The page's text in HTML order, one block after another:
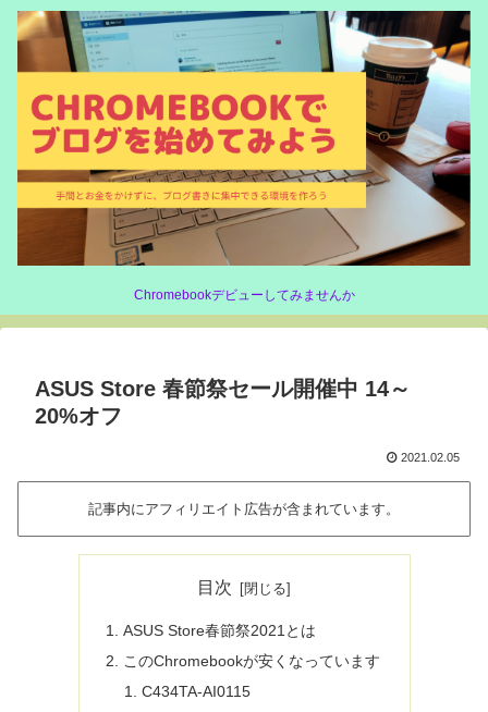
Chromebookデビューしてみませんか
ASUS Store 春節祭セール開催中 14～
20%オフ
2021.02.05
記事内にアフィリエイト広告が含まれています。
目次
ASUS Store春節祭2021とは
このChromebookが安くなっています
C434TA-AI0115